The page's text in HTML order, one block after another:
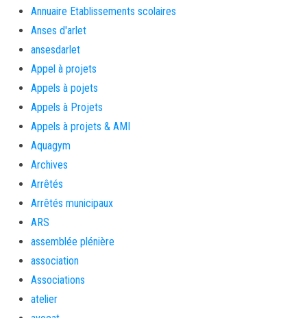
Annuaire Etablissements scolaires
Anses d'arlet
ansesdarlet
Appel à projets
Appels à pojets
Appels à Projets
Appels à projets & AMI
Aquagym
Archives
Arrêtés
Arrêtés municipaux
ARS
assemblée plénière
association
Associations
atelier